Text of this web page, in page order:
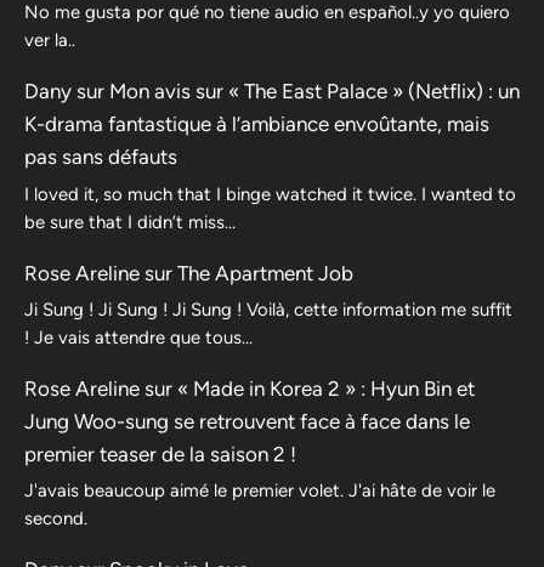
No me gusta por qué no tiene audio en español..y yo quiero
ver la..
Dany sur Mon avis sur « The East Palace » (Netflix) : un
K-drama fantastique à l’ambiance envoûtante, mais
pas sans défauts
I loved it, so much that I binge watched it twice. I wanted to
be sure that I didn’t miss…
Rose Areline sur The Apartment Job
Ji Sung ! Ji Sung ! Ji Sung ! Voilà, cette information me suffit
! Je vais attendre que tous…
Rose Areline sur « Made in Korea 2 » : Hyun Bin et
Jung Woo-sung se retrouvent face à face dans le
premier teaser de la saison 2 !
J'avais beaucoup aimé le premier volet. J'ai hâte de voir le
second.